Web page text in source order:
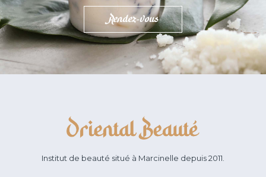
Rendez-vous
Institut de beauté situé à Marcinelle depuis 2011.